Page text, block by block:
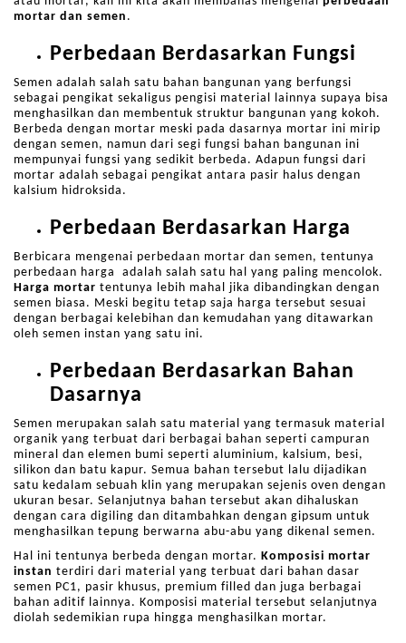
mortar dan semen .
Perbedaan Berdasarkan Fungsi
Semen adalah salah satu bahan bangunan yang berfungsi
sebagai pengikat sekaligus pengisi material lainnya supaya bisa
menghasilkan dan membentuk struktur bangunan yang kokoh.
Berbeda dengan mortar meski pada dasarnya mortar ini mirip
dengan semen, namun dari segi fungsi bahan bangunan ini
mempunyai fungsi yang sedikit berbeda. Adapun fungsi dari
mortar adalah sebagai pengikat antara pasir halus dengan
kalsium hidroksida.
Perbedaan Berdasarkan Harga
Berbicara mengenai perbedaan mortar dan semen, tentunya
perbedaan harga adalah salah satu hal yang paling mencolok.
Harga mortar tentunya lebih mahal jika dibandingkan dengan
semen biasa. Meski begitu tetap saja harga tersebut sesuai
dengan berbagai kelebihan dan kemudahan yang ditawarkan
oleh semen instan yang satu ini.
Perbedaan Berdasarkan Bahan
Dasarnya
Semen merupakan salah satu material yang termasuk material
organik yang terbuat dari berbagai bahan seperti campuran
mineral dan elemen bumi seperti aluminium, kalsium, besi,
silikon dan batu kapur. Semua bahan tersebut lalu dijadikan
satu kedalam sebuah klin yang merupakan sejenis oven dengan
ukuran besar. Selanjutnya bahan tersebut akan dihaluskan
dengan cara digiling dan ditambahkan dengan gipsum untuk
menghasilkan tepung berwarna abu-abu yang dikenal semen.
Hal ini tentunya berbeda dengan mortar. Komposisi mortar
instan terdiri dari material yang terbuat dari bahan dasar
semen PC1, pasir khusus, premium filled dan juga berbagai
bahan aditif lainnya. Komposisi material tersebut selanjutnya
diolah sedemikian rupa hingga menghasilkan mortar.